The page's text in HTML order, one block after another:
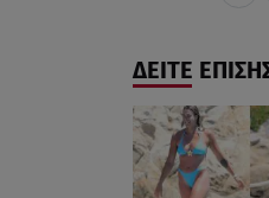
ΔΕΙΤΕ